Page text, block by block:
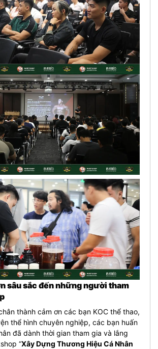
sâu sắc đến những người tham
thành cảm ơn các bạn KOC thể thao,
thể hình chuyên nghiệp, các bạn huấn
đã dành thời gian tham gia và lắng
“Xây Dựng Thương Hiệu Cá Nhân